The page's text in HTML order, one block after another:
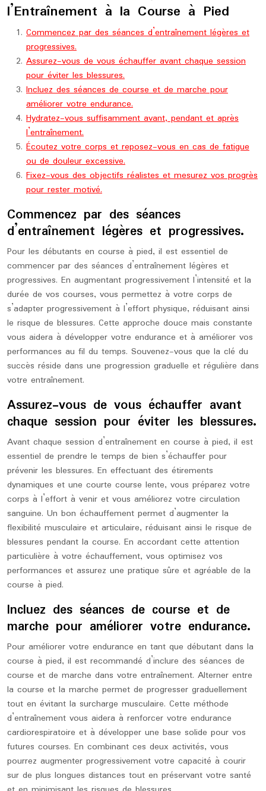
l’Entraînement à la Course à Pied
Commencez par des séances d’entraînement légères et
progressives.
Assurez-vous de vous échauffer avant chaque session
pour éviter les blessures.
Incluez des séances de course et de marche pour
améliorer votre endurance.
Hydratez-vous suffisamment avant, pendant et après
l’entraînement.
Écoutez votre corps et reposez-vous en cas de fatigue
ou de douleur excessive.
Fixez-vous des objectifs réalistes et mesurez vos progrès
pour rester motivé.
Commencez par des séances
d’entraînement légères et progressives.
Pour les débutants en course à pied, il est essentiel de
commencer par des séances d’entraînement légères et
progressives. En augmentant progressivement l’intensité et la
durée de vos courses, vous permettez à votre corps de
s’adapter progressivement à l’effort physique, réduisant ainsi
le risque de blessures. Cette approche douce mais constante
vous aidera à développer votre endurance et à améliorer vos
performances au fil du temps. Souvenez-vous que la clé du
succès réside dans une progression graduelle et régulière dans
votre entraînement.
Assurez-vous de vous échauffer avant
chaque session pour éviter les blessures.
Avant chaque session d’entraînement en course à pied, il est
essentiel de prendre le temps de bien s’échauffer pour
prévenir les blessures. En effectuant des étirements
dynamiques et une courte course lente, vous préparez votre
corps à l’effort à venir et vous améliorez votre circulation
sanguine. Un bon échauffement permet d’augmenter la
flexibilité musculaire et articulaire, réduisant ainsi le risque de
blessures pendant la course. En accordant cette attention
particulière à votre échauffement, vous optimisez vos
performances et assurez une pratique sûre et agréable de la
course à pied.
Incluez des séances de course et de
marche pour améliorer votre endurance.
Pour améliorer votre endurance en tant que débutant dans la
course à pied, il est recommandé d’inclure des séances de
course et de marche dans votre entraînement. Alterner entre
la course et la marche permet de progresser graduellement
tout en évitant la surcharge musculaire. Cette méthode
d’entraînement vous aidera à renforcer votre endurance
cardiorespiratoire et à développer une base solide pour vos
futures courses. En combinant ces deux activités, vous
pourrez augmenter progressivement votre capacité à courir
sur de plus longues distances tout en préservant votre santé